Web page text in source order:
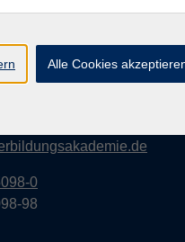
0
98
Alle Cookies